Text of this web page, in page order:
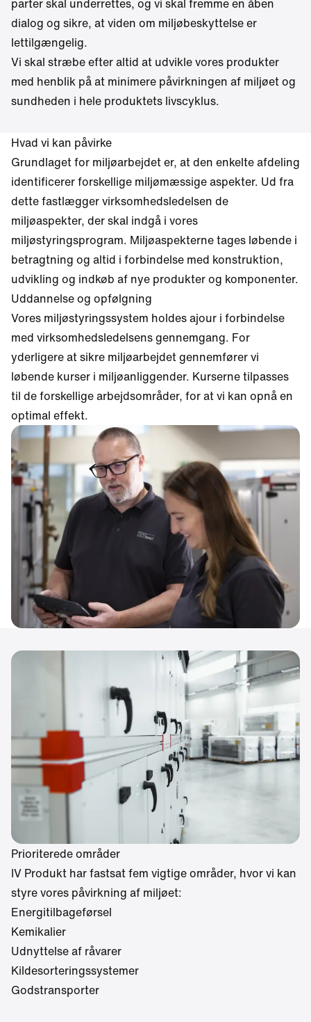
parter skal underrettes, og vi skal fremme en åben
dialog og sikre, at viden om miljøbeskyttelse er
lettilgængelig.
Vi skal stræbe efter altid at udvikle vores produkter
med henblik på at minimere påvirkningen af miljøet og
sundheden i hele produktets livscyklus.
Hvad vi kan påvirke
Grundlaget for miljøarbejdet er, at den enkelte afdeling
identificerer forskellige miljømæssige aspekter. Ud fra
dette fastlægger virksomhedsledelsen de
miljøaspekter, der skal indgå i vores
miljøstyringsprogram. Miljøaspekterne tages løbende i
betragtning og altid i forbindelse med konstruktion,
udvikling og indkøb af nye produkter og komponenter.
Uddannelse og opfølgning
Vores miljøstyringssystem holdes ajour i forbindelse
med virksomhedsledelsens gennemgang. For
yderligere at sikre miljøarbejdet gennemfører vi
løbende kurser i miljøanliggender. Kurserne tilpasses
til de forskellige arbejdsområder, for at vi kan opnå en
optimal effekt.
Prioriterede områder
IV Produkt har fastsat fem vigtige områder, hvor vi kan
styre vores påvirkning af miljøet:
Energitilbageførsel
Kemikalier
Udnyttelse af råvarer
Kildesorteringssystemer
Godstransporter